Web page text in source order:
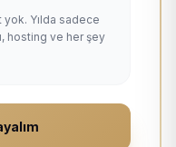
Yılda sadece
hosting ve her şey